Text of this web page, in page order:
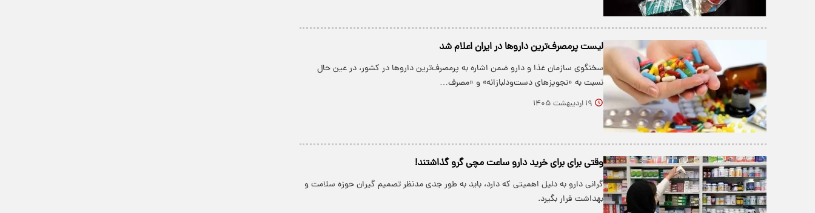
لیست پرمصرف‌ترین داروها در ایران اعلام شد
سخنگوی سازمان غذا و دارو ضمن اشاره به پرمصرف‌ترین داروها در کشور، در عین حال
نسبت به «تجویزهای دست‌ودلبازانه» و «مصرف…
۱۹ اردیبهشت ۱۴۰۵
وقتی برای برای خرید دارو ساعت مچی گرو گذاشتند!
گرانی دارو به دلیل اهمیتی که دارد، باید به طور جدی مدنظر تصمیم گیران حوزه سلامت و
بهداشت قرار بگیرد.